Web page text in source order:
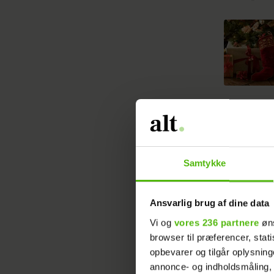
Samtykke
Ansvarlig brug af dine data
Vi og vores 236 partnere
browser til præferencer,
opbevarer og tilgår
annonce- og
udad.
"Jeg
For 54-
hun nu